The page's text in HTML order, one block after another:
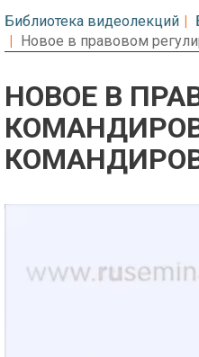
Библиотека видеолекций
Новое в правовом
НОВОЕ В